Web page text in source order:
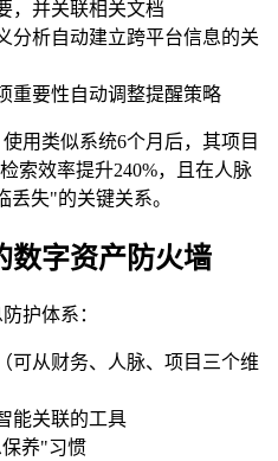
，并关联相关文档
分析自动建立跨平台信息的关
重要性自动调整提醒策略
用类似系统6个月后，其项目
索效率提升240%，且在人脉
丢失"的关键关系。
数字资产防火墙
护体系：
可从财务、人脉、项目三个维
能关联的工具
养"习惯